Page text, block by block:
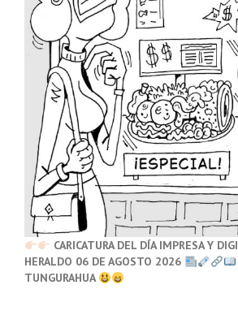
CARICATURA DEL DÍA IMPRESA Y
HERALDO 06 DE AGOSTO 2026
TUNGURAHUA